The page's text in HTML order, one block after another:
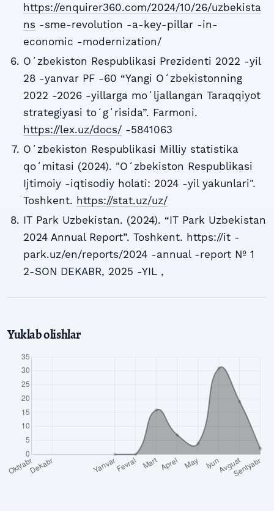
https://enquirer360.com/2024/10/26/uzbekista
ns -sme-revolution -a-key-pillar -in-
economic -modernization/
Oʻzbekiston Respublikasi Prezidenti 2022 -yil
28 -yanvar PF -60 “Yangi Oʻzbekistonning
2022 -2026 -yillarga moʻljallangan Taraqqiyot
strategiyasi toʻgʻrisida”. Farmoni.
https://lex.uz/docs/-5841063
Oʻzbekiston Respublikasi Milliy statistika
qoʻmitasi (2024). "Oʻzbekiston Respublikasi
Ijtimoiy -iqtisodiy holati: 2024 -yil yakunlari".
Toshkent. https://stat.uz/uz/
IT Park Uzbekistan. (2024). “IT Park Uzbekistan
2024 Annual Report”. Toshkent. https://it -
park.uz/en/reports/2024 -annual -report № 1
2-SON DEKABR, 2025 -YIL ,
Yuklab olishlar